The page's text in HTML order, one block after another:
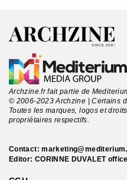
Archzine.fr fait partie de
© 2006-2023 Archzine | Certains
Toutes les marques, logos et
propriétaires respectifs.
Contact:
Editor: CORINNE DUVALET